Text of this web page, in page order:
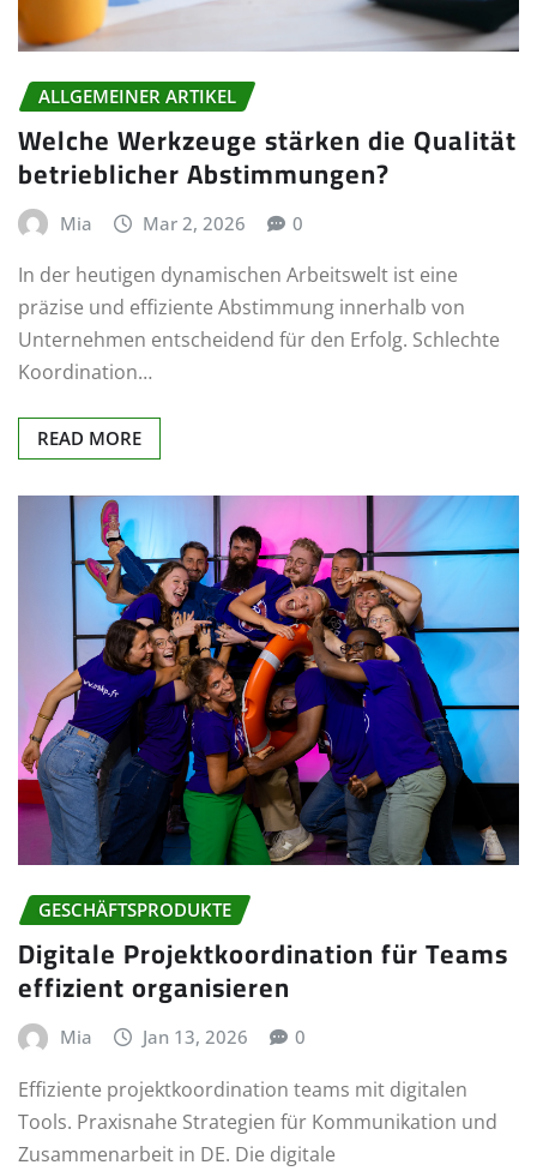
ALLGEMEINER ARTIKEL
Welche Werkzeuge stärken die Qualität
betrieblicher Abstimmungen?
Mia Mar 2, 2026 0
In der heutigen dynamischen Arbeitswelt ist eine
präzise und effiziente Abstimmung innerhalb von
Unternehmen entscheidend für den Erfolg. Schlechte
Koordination…
READ MORE
GESCHÄFTSPRODUKTE
Digitale Projektkoordination für Teams
effizient organisieren
Mia Jan 13, 2026 0
Effiziente projektkoordination teams mit digitalen
Tools. Praxisnahe Strategien für Kommunikation und
Zusammenarbeit in DE. Die digitale